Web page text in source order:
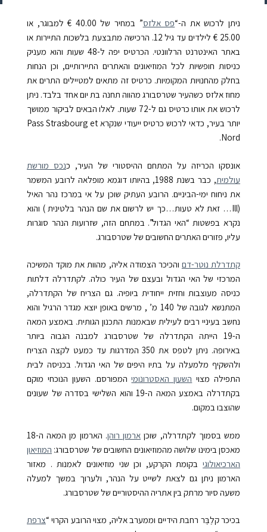
ניתן לרכוש את ה-“פס אלזס
” במחיר של 40.00 € למבוגר, או
25.00 € לילדים עד גיל 12. הרכישה מתבצעת בלשכות התיירות או
באתר האינטרנט הרלוונטי. הכרטיס יפה ל-48 שעות והוא מעניק
כניסות חופשיות לכל המוזיאונים והאתרים התיירותיים, וכן הנחות
בחלק מהחנויות המקומיות. כרטיס זה מתאים למטיילים התרים את
מחוז אלזס כשהעיר שטרסבורג מהווה תחנה בת יום אחד בלבד. ניתן
לרכוש את אותו כרטיס גם ל-72 שעות. לאלו הבאים לביקור ממושך
יותר בעיר, כדאי לרכוש כרטיס ייעודי שנקראPass Strasbourg et
Nord.
אונסקו הכריזה על המתחם ההיסטורי של העיר, כנכס מורשת
עולמית
, כבר בשנת 1988, בהיותו דוגמא מופלאה לרובע המשמר
את ניחוח ימי-הביניים. הרובע העתיק שוכן על אי במרכז נהר האיל
(Ill… זאת לא טעות…כך יש לרשום את שם הנהר בלטינית ) והוא
נקרא בפשטות “האי הגדול”. במתחם הזה, שזרועות הנהר סוגרות
עליו, פזורים האתרים החשובים של שטרסבורג.
קתדרלת נוטר-דם והכיכר הצמודה אליה, מהוות את מוקד המשיכה
המרכזי של האי הגדול ובעצם של העיר כולה. לקתדרלה דלתות
כניסה מעוצבות וחזית ייחודית ביופיה. גם הצריח של הקתדרלה,
המתנשא לגובה של 140 מ’ , מרשים באופן יוצא מגדר הרגיל והוא
נחשב בעיניי רבים לעילית שבאמנות התכנון הגותית. באמצע המאה
ה-19 הייתה הקתדרלה של שטרסבורג למבנה הגבוה ביותר
באירופה. ניתן לטפס את 350 המדרגות עד כמעט לקצה הצריח
ולהשקיף מלמעלה על בתיו היפים של האי הגדול. בכניסה לבית
התפילה מצוי השעון האסטרונומיהמפורסם. השעון הנוכחי מוקם
בקתדרלה באמצע המאה ה-19 והוא השלישי בסדרה של שעונים
שהוצבו במקום.
ממש בסמוך לקתדרלה, שוכן ארמון רוהן
. הארמון מן המאה ה-18
מאכסן בימינו שלושה מהמוזיאונים החשובים של שטרסבורג: המוזיאון
הארכיאולוגי בקומת הקרקע, וכן שני מוזיאונים לאמנות . מאזור
הארמון ניתן גם לצאת לשייט על הנהר, ולערוך במשך למעלה
משעה סיור מרתק בין אתריה ההיסטוריים של שטרסבורג.
בכיכר קלֶבֶּר רחבת הידיים וממערב אליה, מצוי הרובע הקרוי “צרפת